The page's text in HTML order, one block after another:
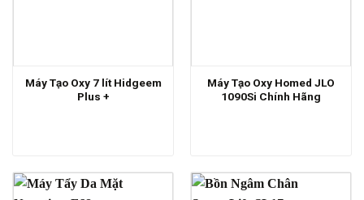
Máy Tạo Oxy 7 lít Hidgeem
Plus +
Máy Tạo Oxy Homed JLO
1090Si Chính Hãng